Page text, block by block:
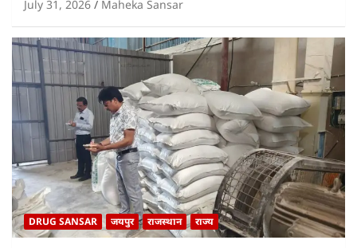
July 31, 2026 Maheka Sansar
DRUG SANSAR जयपुर राजस्थान राज्य